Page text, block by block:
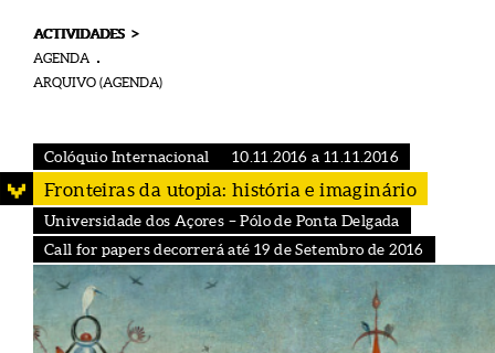
ACTIVIDADES >
AGENDA
ARQUIVO (AGENDA)
Colóquio Internacional 10.11.2016 a 11.11.2016
Fronteiras da utopia: história e imaginário
Universidade dos Açores – Pólo de Ponta Delgada
Call for papers decorrerá até 19 de Setembro de 2016